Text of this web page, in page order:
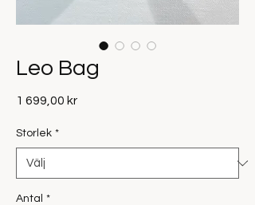
Leo Bag
1 699,00 krPris
Storlek *
Antal *